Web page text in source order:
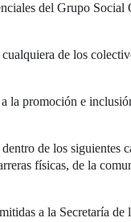
del Grupo
de los
la promoción e
de los siguientes
físicas, de la
a la Secretaría